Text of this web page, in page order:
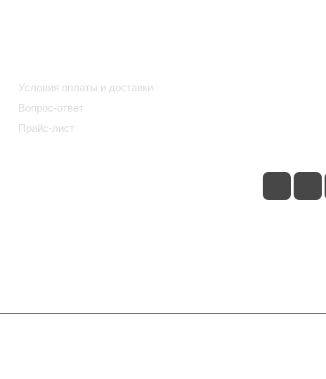
Условия оплаты и доставки
Вопрос-ответ
Прайс-лист